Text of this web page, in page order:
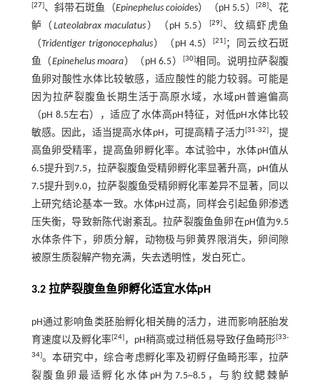
[27]、斜带石斑鱼（Epinephelus coioides）（pH 5.5） [28]、花
鲈（ Lateolabrax maculatus ）（pH 5.5） [29]、纹缟虾虎鱼
（Tridentiger trigonocephalus）（pH 4.5）[21] ；同云纹石斑
鱼（Epinehelus moara）（pH 6.5） [30]相同。说明拉萨裂腹
鱼卵对酸性水体比较敏感，适应酸性的能力较弱。可能是
因为拉萨裂腹鱼长期生活于高原水域，水域pH普遍偏高
（pH 8.5左右），适应了水体高pH特征，对低pH水体比较
敏感。因此，适当提高水体pH，可提高精子活力[31-32] ，提
高鱼卵受精率，提高鱼卵孵化率。本试验中，水体pH值从
6.5提升到7.5，拉萨裂腹鱼受精卵孵化率显著升高，pH值从
7.5提升到9.0，拉萨裂腹鱼受精卵孵化率差异不显著，同以
上研究结论基本一致。水体pH过高，同样会引起鱼卵渗透
压失衡，导致新陈代谢紊乱。拉萨裂腹鱼鱼卵在pH值为9.5
水体条件下，卵质分解，动物极与卵黄界限消失，卵间隙
被原生质裂解产物充满，失去透明性，发白死亡。
3.2 拉萨裂腹鱼鱼卵孵化适宜水体pH
pH通过影响鱼类胚胎孵化相关酶的活力，进而影响胚胎发
育速度以及孵化率[24]，pH稍高或过稍低易导致仔鱼畸形[33-
34]。本研究中，综合考虑孵化率及初孵仔鱼畸形率，拉萨
裂腹鱼卵最适孵化水体pH为7.5~8.5，与豹纹鳃棘鲈